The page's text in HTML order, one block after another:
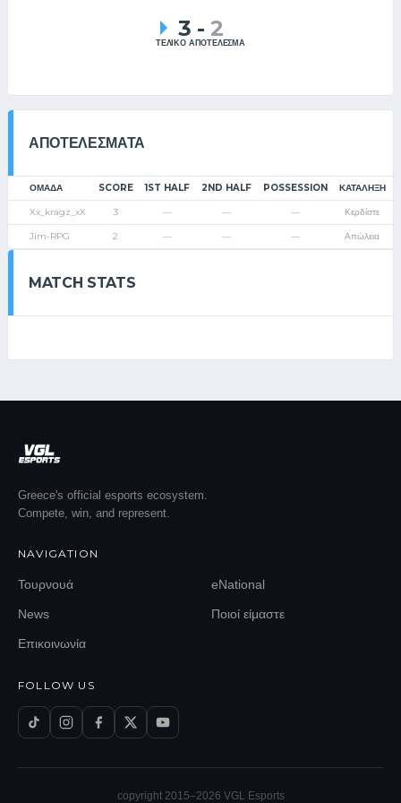
3 - 2
ΤΕΛΙΚΟ ΑΠΟΤΕΛΕΣΜΑ
ΑΠΟΤΕΛΈΣΜΑΤΑ
ΟΜΑΔΑ SCORE 1ST HALF 2ND HALF POSSESSION ΚΑΤΆΛΗΞΗ
Xx_kragz_xX 3 — — — Κερδίστε
Jim-RPG 2 — — — Απώλεια
MATCH STATS
Greece's official esports ecosystem.
Compete, win, and represent.
NAVIGATION
Τουρνουά eNational
News Ποιοί είμαστε
Επικοινωνία
FOLLOW US
copyright 2015–2026 VGL Esports